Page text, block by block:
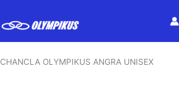
CHANCLA OLYMPIKUS ANGRA UNISEX